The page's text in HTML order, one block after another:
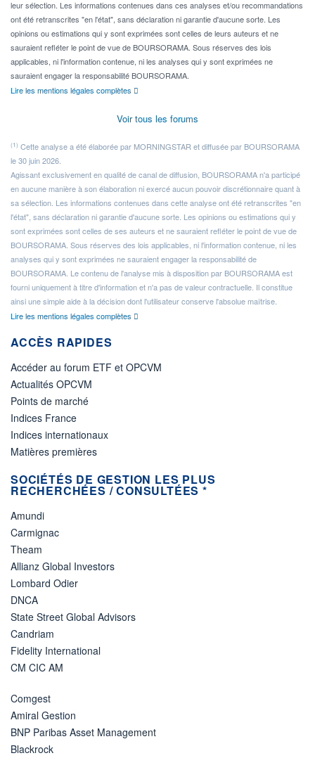
leur sélection. Les informations contenues dans ces analyses et/ou recommandations
ont été retranscrites "en l'état", sans déclaration ni garantie d'aucune sorte. Les
opinions ou estimations qui y sont exprimées sont celles de leurs auteurs et ne
sauraient refléter le point de vue de BOURSORAMA. Sous réserves des lois
applicables, ni l'information contenue, ni les analyses qui y sont exprimées ne
sauraient engager la responsabilité BOURSORAMA.
Lire les mentions légales complètes
Voir tous les forums
(1) Cette analyse a été élaborée par MORNINGSTAR et diffusée par BOURSORAMA
le 30 juin 2026.
Agissant exclusivement en qualité de canal de diffusion, BOURSORAMA n'a participé
en aucune manière à son élaboration ni exercé aucun pouvoir discrétionnaire quant à
sa sélection. Les informations contenues dans cette analyse ont été retranscrites "en
l'état", sans déclaration ni garantie d'aucune sorte. Les opinions ou estimations qui y
sont exprimées sont celles de ses auteurs et ne sauraient refléter le point de vue de
BOURSORAMA. Sous réserves des lois applicables, ni l'information contenue, ni les
analyses qui y sont exprimées ne sauraient engager la responsabilité de
BOURSORAMA. Le contenu de l'analyse mis à disposition par BOURSORAMA est
fourni uniquement à titre d'information et n'a pas de valeur contractuelle. Il constitue
ainsi une simple aide à la décision dont l'utilisateur conserve l'absolue maîtrise.
Lire les mentions légales complètes
ACCÈS RAPIDES
Accéder au forum ETF et OPCVM
Actualités OPCVM
Points de marché
Indices France
Indices internationaux
Matières premières
SOCIÉTÉS DE GESTION LES PLUS
RECHERCHÉES / CONSULTÉES *
Amundi
Carmignac
Theam
Allianz Global Investors
Lombard Odier
DNCA
State Street Global Advisors
Candriam
Fidelity International
CM CIC AM
Comgest
Amiral Gestion
BNP Paribas Asset Management
Blackrock